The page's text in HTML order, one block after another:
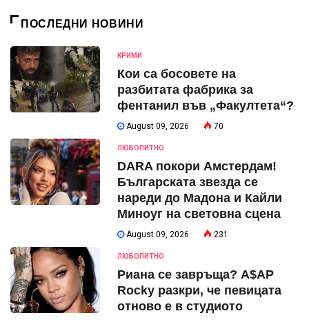
ПОСЛЕДНИ НОВИНИ
КРИМИ
Кои са босовете на
разбитата фабрика за
фентанил във „Факултета“?
August 09, 2026 70
ЛЮБОПИТНО
DARA покори Амстердам!
Българската звезда се
нареди до Мадона и Кайли
Миноуг на световна сцена
August 09, 2026 231
ЛЮБОПИТНО
Риана се завръща? A$AP
Rocky разкри, че певицата
отново е в студиото